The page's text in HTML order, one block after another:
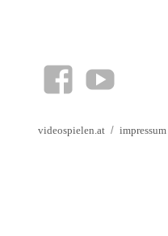
facebookYouTube
videospielen.at impressum